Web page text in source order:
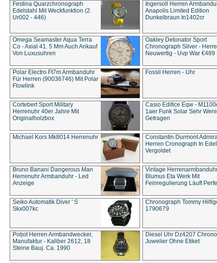
Festina Quarzchronograph
Edelstahl Mit Weckfunktion (2.
Ur002 - 446)
Ingersoll Herren
Anapolis Limited Edition
Dunkelbraun In1402cr
Omega Seamaster Aqua Terra
Co - Axial 41. 5 Mm Auch Ankauf
Von Luxusuhren
Oakley Detonator Sport
Chronograph Silver -
Neuwertig - Uvp War €489
Polar Electro Ft7m Armbanduhr
Für Herren (90036746) Mit Polar
Flowlink
Fossil Herren - Uhr
Cortebert Sport Military
Herrenuhr 40er Jahre Mit
Originalholzbox
Casio Edifice Eqw -
1aer Funk Solar Sehr
Getragen
Michael Kors Mk8014 Herrenuhr
Constantin Durmont
Herren Cronograph In
Vergoldet
Bruno Banani Dangerous Man
Herrenuhr Armbanduhr - Led
Anzeige
Vintage
Blumus Eta Werk Mit
Feinregulierung Läuft
Seiko Automatik Diver ' S
Skx007kc
Chronograph Tommy
1790679
Poljot Herren Armbandwecker,
Manufaktur - Kaliber 2612, 18
Steine Bauj. Ca. 1990
Diesel Uhr Dz4207
Juwelier Ohne Etiket